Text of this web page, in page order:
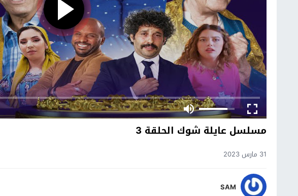
مسلسل عايلة شوك الحلقة 3
31 مارس 2023
SAM